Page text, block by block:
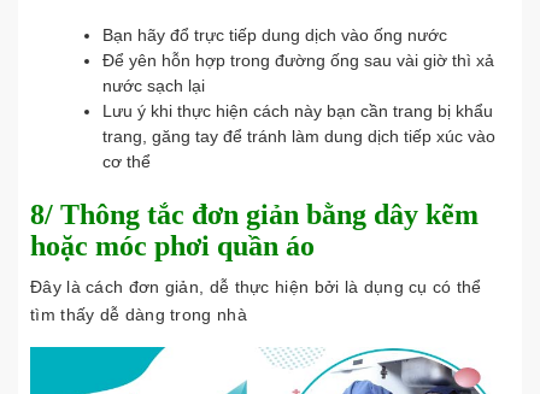
Bạn hãy đổ trực tiếp dung dịch vào ống nước
Để yên hỗn hợp trong đường ống sau vài giờ thì xả
nước sạch lại
Lưu ý khi thực hiện cách này bạn cần trang bị khẩu
trang, găng tay để tránh làm dung dịch tiếp xúc vào
cơ thể
8/ Thông tắc đơn giản bằng dây kẽm
hoặc móc phơi quần áo
Đây là cách đơn giản, dễ thực hiện bởi là dụng cụ có thể
tìm thấy dễ dàng trong nhà